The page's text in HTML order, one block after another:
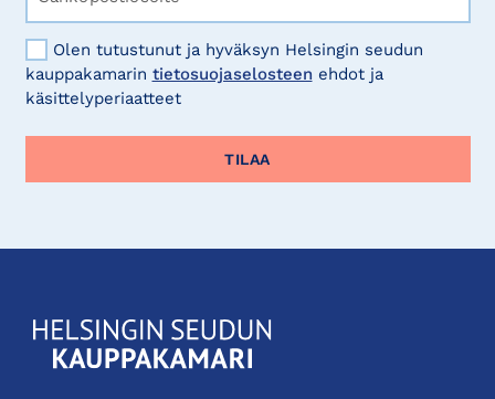
Olen tutustunut ja hyväksyn Helsingin seudun
kauppakamarin tietosuojaselosteen ehdot ja
käsittelyperiaatteet
KauppakamariHelsingin
seudun